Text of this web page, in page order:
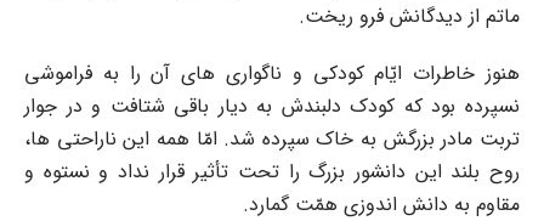
ماتم از دیدگانش فرو ریخت.
هنوز خاطرات ایّام کودکى و ناگوارى هاى آن را به فراموشى
نسپرده بود که کودک دلبندش به دیار باقى شتافت و در جوار
تربت مادر بزرگش به خاک سپرده شد. امّا همه این ناراحتى ها،
روح بلند این دانشور بزرگ را تحت تأثیر قرار نداد و نستوه و
مقاوم به دانش اندوزى همّت گمارد.